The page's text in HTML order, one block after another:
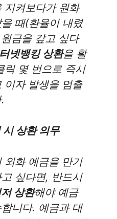
지켜보다가 원화
때(환율이 내렸
금을 갚고 싶다
넷뱅킹 상환을 활
릭 몇 번으로 즉시
이자 발생을 멈출
상환 의무
외화 예금을 만기
싶다면, 반드시
상환해야 예금
니다. 예금과 대